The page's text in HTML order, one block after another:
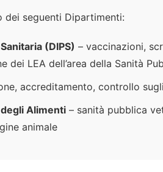
dei seguenti Dipartimenti:
(DIPS) – vaccinazioni,
dei LEA dell’area della Sanità
accreditamento, controllo
Alimenti – sanità pubblica
animale